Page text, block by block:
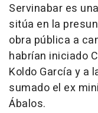
Servinabar es
sitúa en la
obra pública a
habrían iniciado
Koldo García y a
sumado el ex
Ábalos.